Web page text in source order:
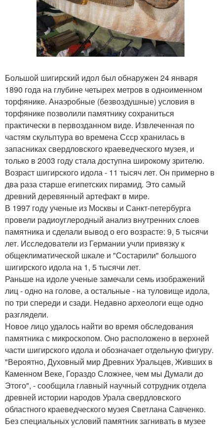
Большой шигирский идол был обнаружен 24 января
1890 года на глубине четырех метров в одноименном
торфянике. Анаэробные (безвоздушные) условия в
торфянике позволили памятнику сохраниться
практически в первозданном виде. Извлеченная по
частям скульптура во времена Ссср хранилась в
запасниках свердловского краеведческого музея, и
только в 2003 году стала доступна широкому зрителю.
Возраст шигирского идола - 11 тысяч лет. Он примерно в
два раза старше египетских пирамид. Это самый
древний деревянный артефакт в мире.
В 1997 году ученые из Москвы и Санкт-петербурга
провели радиоуглеродный анализ внутренних слоев
памятника и сделали вывод о его возрасте: 9, 5 тысячи
лет. Исследователи из Германии учли привязку к
общеклиматической шкале и "Состарили" большого
шигирского идола на 1, 5 тысячи лет.
Раньше на идоле ученые замечали семь изображений
лиц - одно на голове, а остальные - на туловище идола,
по три спереди и сзади. Недавно археологи еще одно
разглядели.
Новое лицо удалось найти во время обследования
памятника с микроскопом. Оно расположено в верхней
части шигирского идола и обозначает отдельную фигуру.
"Вероятно, Духовный мир Древних Уральцев, Живших в
Каменном Веке, Гораздо Сложнее, чем мы Думали до
Этого", - сообщила главный научный сотрудник отдела
древней истории народов Урала свердловского
областного краеведческого музея Светлана Савченко.
Без специальных условий памятник загнивать в музее